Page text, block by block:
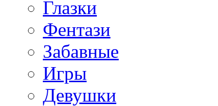
Глазки
Фентази
Забавные
Игры
Девушки